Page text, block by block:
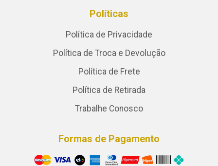
Políticas
Política de Privacidade
Política de Troca e Devolução
Política de Frete
Política de Retirada
Trabalhe Conosco
Formas de Pagamento